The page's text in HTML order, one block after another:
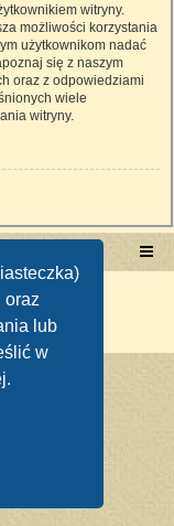
oraz
lub
w
witryny.
możliwości korzystania
użytkownikom nadać
się z naszym
oraz z odpowiedziami
wiele
witryny.
© phpBB Limited